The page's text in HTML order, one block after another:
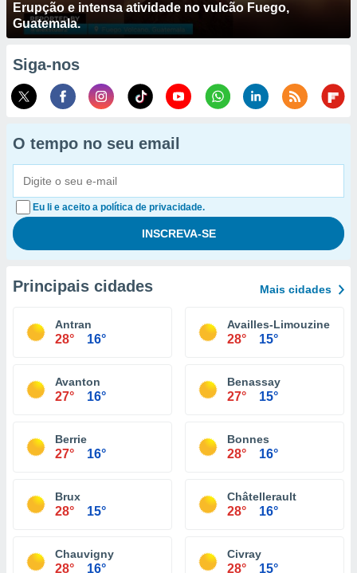
Erupção e intensa atividade no vulcão Fuego,
Guatemala.
Siga-nos
O tempo no seu email
Eu li e aceito a política de privacidade.
Principais cidades Mais cidades
Antran
28° 16°
Availles-Limouzine
28° 15°
Avanton
27° 16°
Benassay
27° 15°
Berrie
27° 16°
Bonnes
28° 16°
Brux
28° 15°
Châtellerault
28° 16°
Chauvigny
28° 16°
Civray
28° 15°